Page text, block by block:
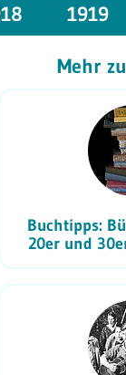
1919
Mehr
Buchtipps:
20er und